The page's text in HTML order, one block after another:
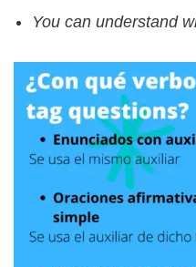
You can understand